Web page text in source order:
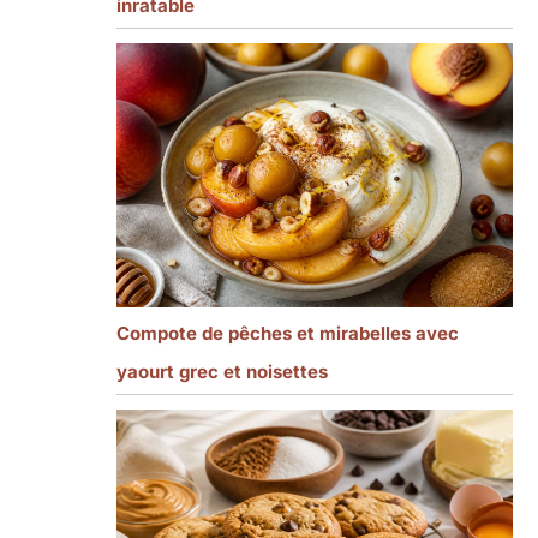
inratable
Compote de pêches et mirabelles avec
yaourt grec et noisettes